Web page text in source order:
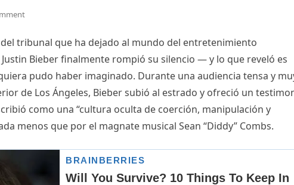
tribunal que ha dejado al mundo del entretenimiento
Bieber finalmente rompió su silencio — y lo que reveló es
pudo haber imaginado. Durante una audiencia tensa y
de Los Ángeles, Bieber subió al estrado y ofreció un
como una “cultura oculta de coerción, manipulación y
menos que por el magnate musical Sean “Diddy” Combs.